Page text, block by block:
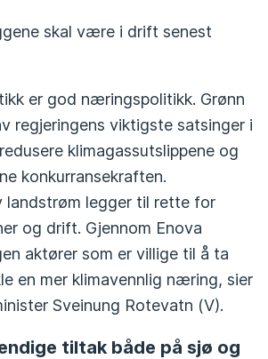
skal være i drift senest
er god næringspolitikk. Grønn
regjeringens viktigste satsinger i
klimagassutslippene og
konkurransekraften.
landstrøm legger til rette for
og drift. Gjennom Enova
aktører som er villige til å ta
en mer klimavennlig næring, sier
Sveinung Rotevatn (V).
tiltak både på sjø og